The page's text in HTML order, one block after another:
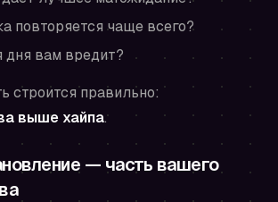
повторяется чаще всего?
дня вам вредит?
строится правильно:
выше хайпа.
— часть вашего